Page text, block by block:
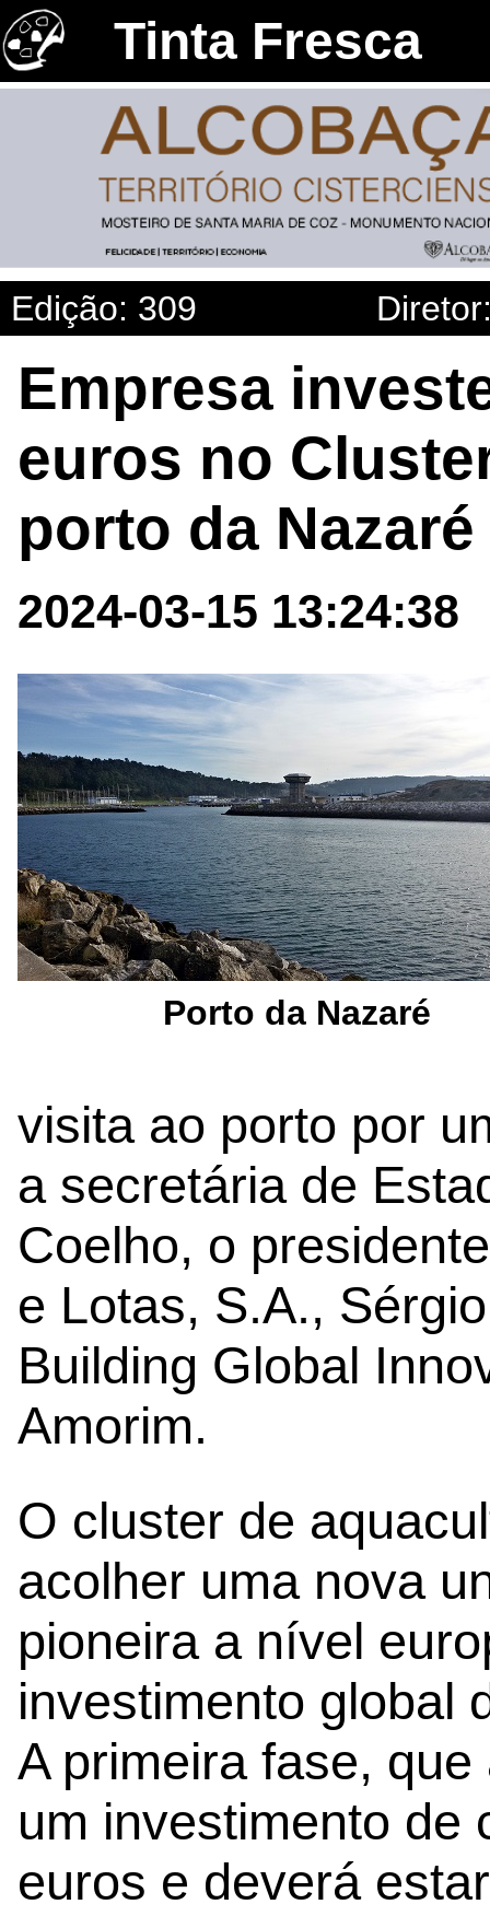
Tinta Fresca
Edição: 309
Empresa
euros no
porto da Nazaré
2024-03-15 13:24:38
Porto da Nazaré
visita ao porto por
a secretária de
Coelho, o
e Lotas, S.A.,
Building Global
Amorim.
O cluster de
acolher uma nova
pioneira a nível
investimento global
A primeira fase,
um investimento de
euros e deverá